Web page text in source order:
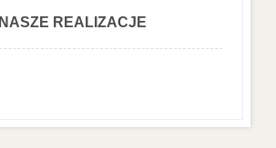
NASZE REALIZACJE